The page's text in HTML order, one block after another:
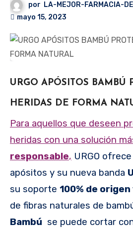
por LA-MEJOR-FARMACIA-
mayo 15, 2023
URGO APÓSITOS BAMBÚ
HERIDAS DE FORMA
Para aquellos que deseen proteger sus
heridas con una solución
responsable, URGO
apósitos y su nueva banda
su soporte 100% de
de fibras naturales de
Bambú se puede cortar